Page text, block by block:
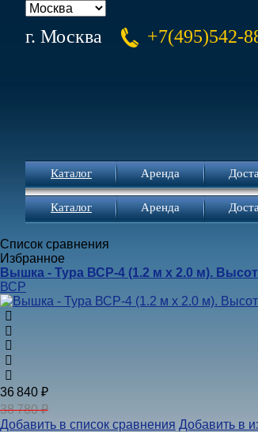
г. Москва +7(495)542-
Каталог Аренда
Каталог Аренда
Список сравнения
Избранное
Вышка - Тура ВСР-4 (1.2 м х 2.0 м).
ВСР
36 840 ₽
38 780 ₽
Добавить в список сравнения Добавить в